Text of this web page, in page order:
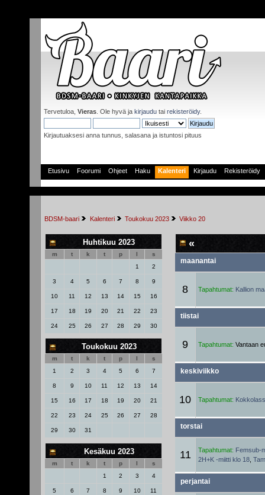
Tervetuloa, Vieras . Ole hyvä ja kirjaudu tai rekisteröidy.
Kirjautuaksesi anna tunnus, salasana ja istuntosi pituus
Etusivu Foorumi Ohjeet Haku Kalenteri Kirjaudu Rekisteröidy
BDSM-baari Kalenteri Toukokuu 2023 Viikko 20
Huhtikuu 2023
m t k t p l
s
1
2
3 4 5 6 7 8 9
10 11 12 13 14 15 16
17 18 19 20 21 22 23
24 25 26 27 28 29 30
Toukokuu 2023
m t k t p l
s
1
2 3 4 5 6 7
8 9 10 11 12 13 14
15 16 17 18 19 20 21
22 23 24 25 26 27 28
29 30 31
Kesäkuu 2023
m t k t p l
s
1
2 3 4
5 6 7 8 9 10 11
«
maanantai
8 Tapahtumat: Kallion
tiistai
9 Tapahtumat: Vantaan
keskiviikko
10 Tapahtumat:
torstai
11 Tapahtumat: Femsub-
2H+K -miitti klo 18
perjantai